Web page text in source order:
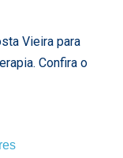
Vieira para
Confira o